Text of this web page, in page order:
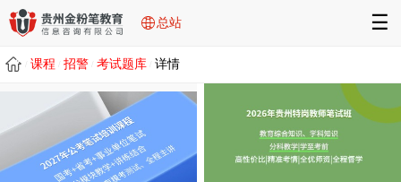
总站 ☰
课程 招警 考试题库 详情